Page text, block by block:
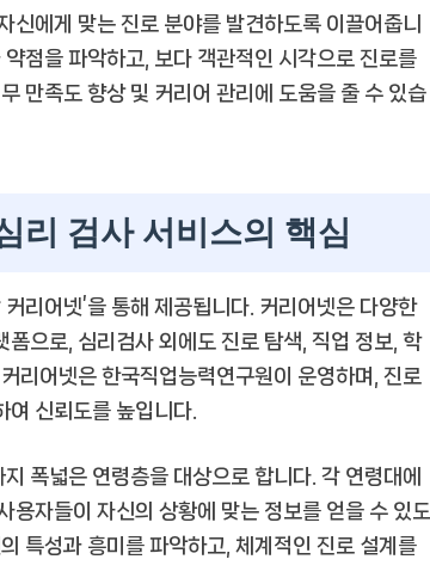
신에게 맞는 진로 분야를 발견하도록 이끌어줍니
점을 파악하고, 보다 객관적인 시각으로 진로를
만족도 향상 및 커리어 관리에 도움을 줄 수 있습
리 검사 서비스의 핵심
리어넷’을 통해 제공됩니다. 커리어넷은 다양한
으로, 심리검사 외에도 진로 탐색, 직업 정보, 학
리어넷은 한국직업능력연구원이 운영하며, 진로
여 신뢰도를 높입니다.
폭넓은 연령층을 대상으로 합니다. 각 연령대에
용자들이 자신의 상황에 맞는 정보를 얻을 수 있도
특성과 흥미를 파악하고, 체계적인 진로 설계를